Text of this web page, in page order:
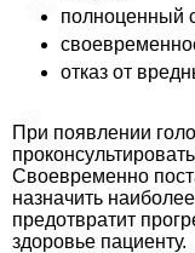
полноценный
отказ от
При появлении
Своевременно
назначить
предотвратит
здоровье пациенту.